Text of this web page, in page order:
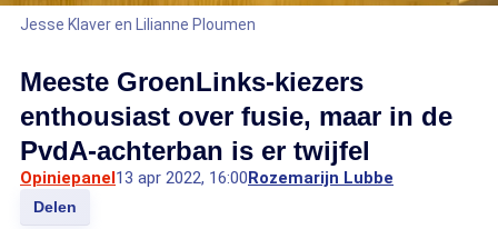
Jesse Klaver en Lilianne Ploumen
Meeste GroenLinks-kiezers
enthousiast over fusie, maar in de
PvdA-achterban is er twijfel
Opiniepanel13 apr 2022, 16:00Rozemarijn Lubbe
Delen